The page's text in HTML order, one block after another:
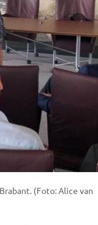
(Foto: Alice van